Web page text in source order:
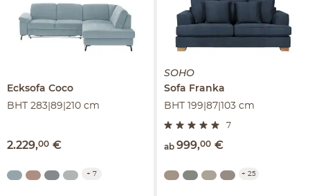
Ecksofa Coco
BHT 283|89|210 cm
2.229,00 €
+ 7
SOHO
Sofa Franka
BHT 199|87|103 cm
7
ab 999,00 €
+ 25